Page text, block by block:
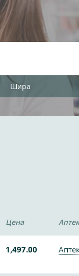
Шира
Цена
1,497.00